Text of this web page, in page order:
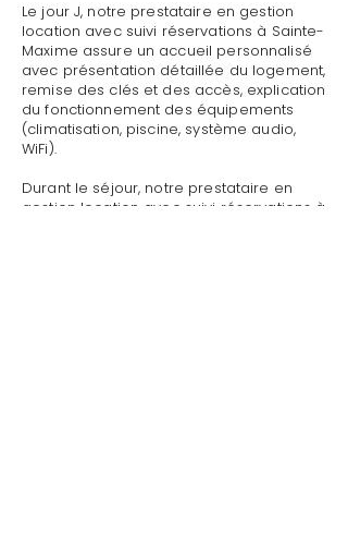
Le jour J, notre prestataire en gestion
location avec suivi réservations à Sainte-
Maxime assure un accueil personnalisé
avec présentation détaillée du logement,
remise des clés et des accès, explication
du fonctionnement des équipements
(climatisation, piscine, système audio,
WiFi).
Durant le séjour, notre prestataire en
gestion location avec suivi réservations à